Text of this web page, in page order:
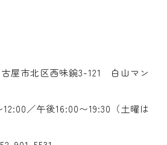
屋市北区西味鋺3-121 白山マン
／午後16:00〜19:30（土曜は